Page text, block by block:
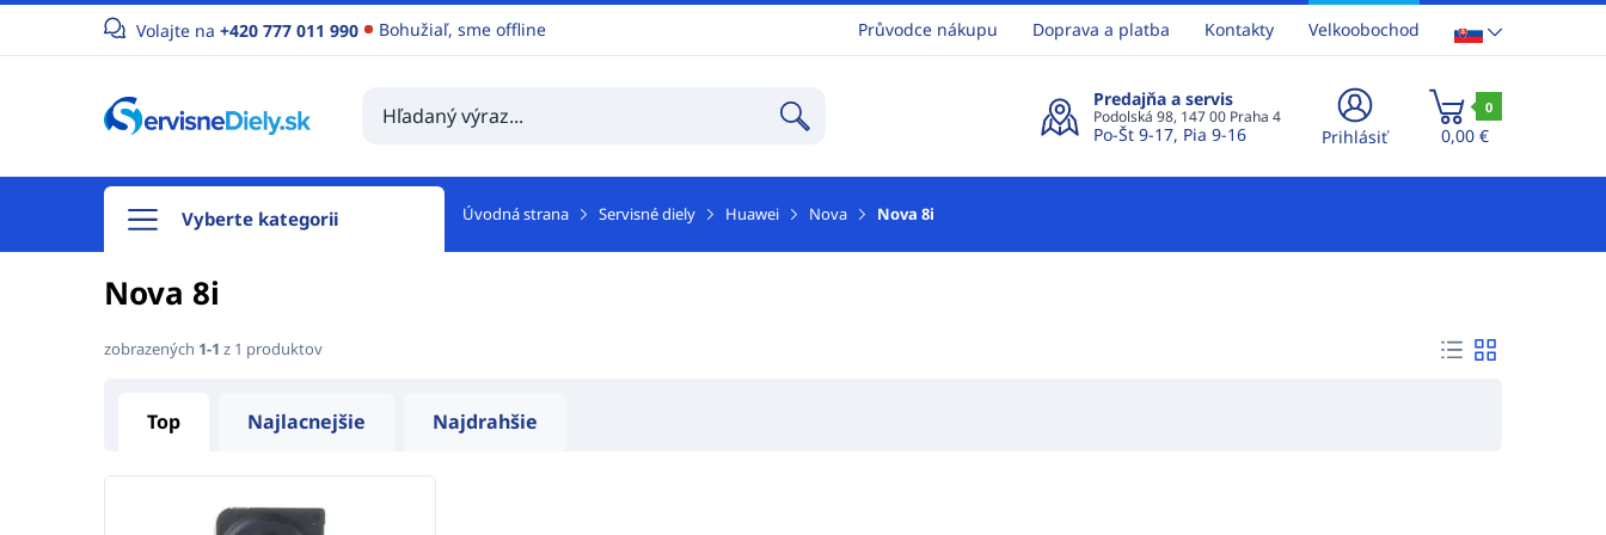
Volajte na +420 777 011 990 Bohužiaľ, sme offline Průvodce nákupu Doprava a platba Kontakty Velkoobochod
Predajňa a servis
Podolská 98, 147 00 Praha 4
Po-Št 9-17, Pia 9-16 Prihlásiť
0
0,00 €
Vyberte kategorii Úvodná strana Servisné diely Huawei Nova Nova 8i
Nova 8i
zobrazených 1-1 z 1 produktov
Top Najlacnejšie Najdrahšie